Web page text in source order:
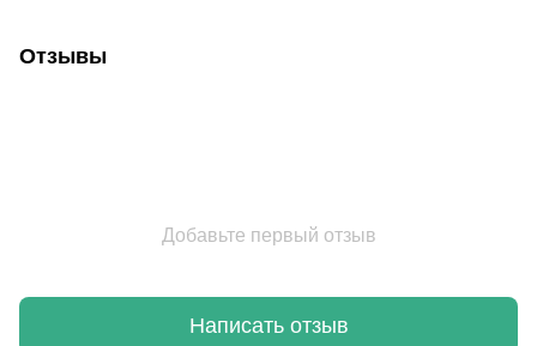
Отзывы
Добавьте первый отзыв
Написать отзыв